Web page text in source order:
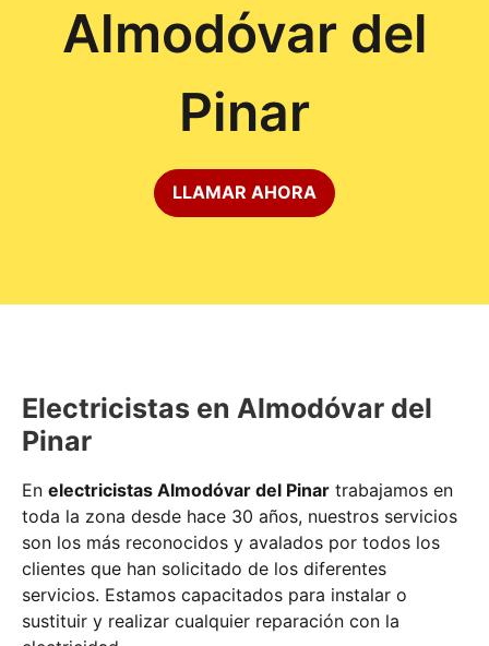
Almodóvar del
Pinar
LLAMAR AHORA
Electricistas en Almodóvar del
Pinar
En electricistas Almodóvar del Pinar trabajamos en
toda la zona desde hace 30 años, nuestros servicios
son los más reconocidos y avalados por todos los
clientes que han solicitado de los diferentes
servicios. Estamos capacitados para instalar o
sustituir y realizar cualquier reparación con la